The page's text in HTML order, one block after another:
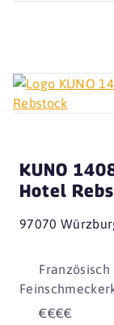
KUNO
Hotel
97070
€€€€